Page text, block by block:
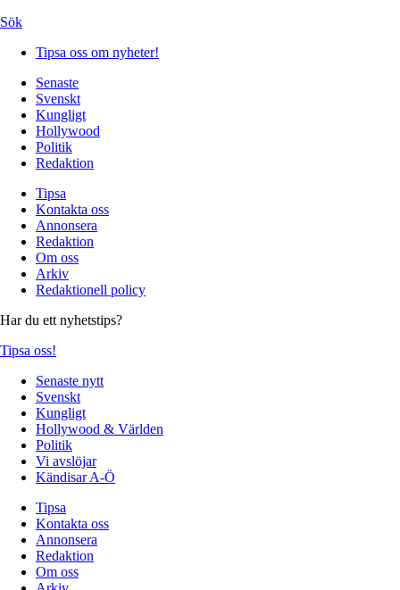
Sök
Tipsa oss om nyheter!
Senaste
Svenskt
Kungligt
Hollywood
Politik
Redaktion
Tipsa
Kontakta oss
Annonsera
Redaktion
Om oss
Arkiv
Redaktionell policy
Har du ett nyhetstips?
Tipsa oss!
Senaste nytt
Svenskt
Kungligt
Hollywood & Världen
Politik
Vi avslöjar
Kändisar A-Ö
Tipsa
Kontakta oss
Annonsera
Redaktion
Om oss